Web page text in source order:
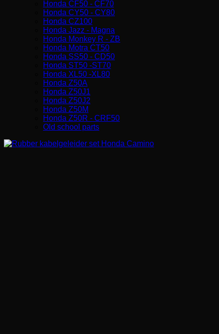
Honda CF50 - CF70
Honda CY50 - CY80
Honda CZ100
Honda Jazz - Magna
Honda Monkey R - ZB
Honda Motra CT50
Honda SS50 - CD50
Honda ST50 -ST70
Honda XL50 -XL80
Honda Z50A
Honda Z50J1
Honda Z50J2
Honda Z50M
Honda Z50R - CRF50
Old school parts